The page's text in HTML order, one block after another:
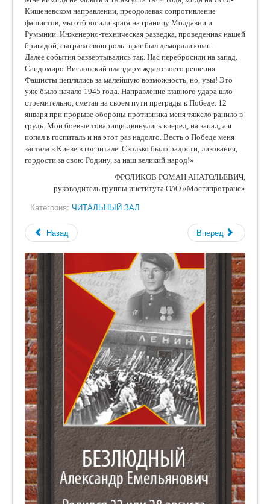
Кишеневском направлении, преодолевая сопротивление
фашистов, мы отбросили врага на границу Молдавии и
Румынии. Инженерно-техническая разведка, проведенная нашей
бригадой, сыграла свою роль: враг был деморализован.
Далее события развертывались так. Нас перебросили на запад.
Сандомиро-Висловский плацдарм ждал своего решения.
Фашисты цеплялись за малейшую возможность, но, увы! Это
уже было начало 1945 года. Направление главного удара шло
стремительно, сметая на своем пути преграды к Победе. 12
января при прорыве обороны противника меня тяжело ранило в
грудь. Мои боевые товарищи двинулись вперед, на запад, а я
попал в госпиталь и на этот раз надолго. Весть о Победе меня
застала в Киеве в госпитале. Сколько было радости, ликования,
гордости за свою Родину, за наш великий народ!»
ФРОЛИКОВ РОМАН АНАТОЛЬЕВИЧ,
руководитель группы института ОАО «Мосгипротранс»
Категория: ЧИТАЛЬНЫЙ ЗАЛ
Назад Вперед